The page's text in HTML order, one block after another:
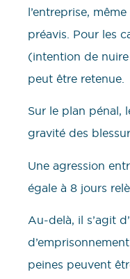
l’entreprise,
préavis. Pour les
(intention de nuire
peut être retenue.
Sur le plan pénal,
gravité des
Une agression
égale à 8 jours
Au-delà, il s’agit
peines peuvent